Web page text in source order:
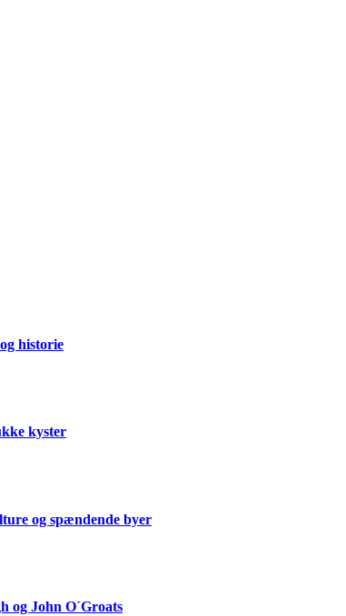
historie
kyster
og spændende byer
og John O´Groats